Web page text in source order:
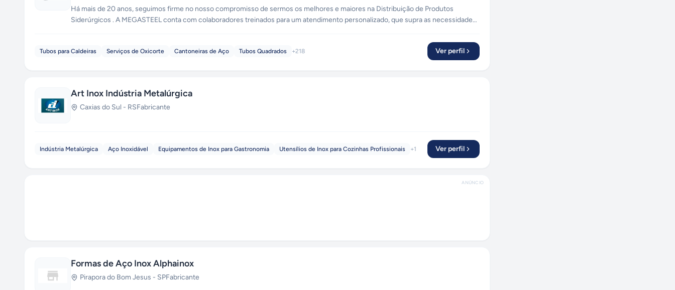
Há mais de 20 anos, seguimos firme no nosso compromisso de sermos os melhores e maiores na Distribuição de Produtos
Siderúrgicos . A MEGASTEEL conta com colaboradores treinados para um atendimento personalizado, que supra as necessidades
Tubos para Caldeiras Serviços de Oxicorte Cantoneiras de Aço Tubos Quadrados +218 Ver perfil
Art Inox Indústria Metalúrgica
Caxias do Sul - RSFabricante
Indústria Metalúrgica Aço Inoxidável Equipamentos de Inox para Gastronomia Utensílios de Inox para Cozinhas Profissionais +1 Ver perfil
ANÚNCIO
Formas de Aço Inox Alphainox
Pirapora do Bom Jesus - SPFabricante